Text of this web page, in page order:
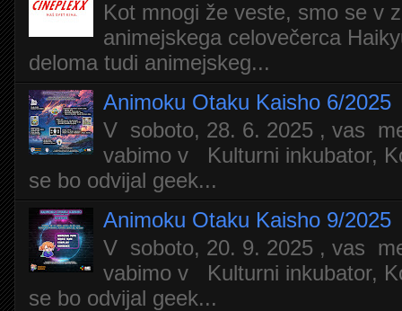
Kot mnogi že veste, smo se v
animejskega celovečerca
deloma tudi animejskeg...
Animoku Otaku Kaisho 6/2025
V soboto, 28. 6. 2025 , vas
vabimo v Kulturni inkubator,
se bo odvijal geek...
Animoku Otaku Kaisho 9/2025
V soboto, 20. 9. 2025 , vas
vabimo v Kulturni inkubator,
se bo odvijal geek...